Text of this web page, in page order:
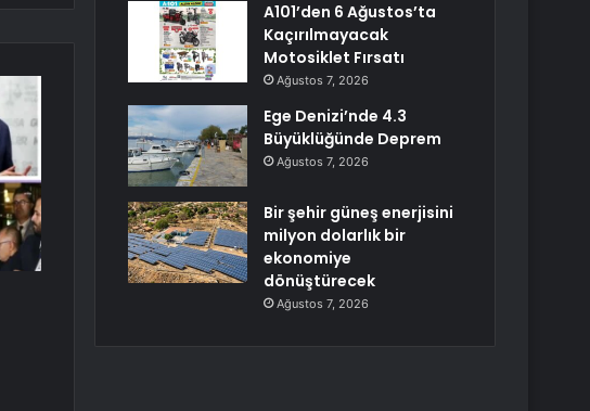
A101’den 6 Ağustos’ta
Kaçırılmayacak
Motosiklet Fırsatı
Ağustos 7, 2026
Ege Denizi’nde 4.3
Büyüklüğünde Deprem
Ağustos 7, 2026
Bir şehir güneş enerjisini
milyon dolarlık bir
ekonomiye
dönüştürecek
Ağustos 7, 2026